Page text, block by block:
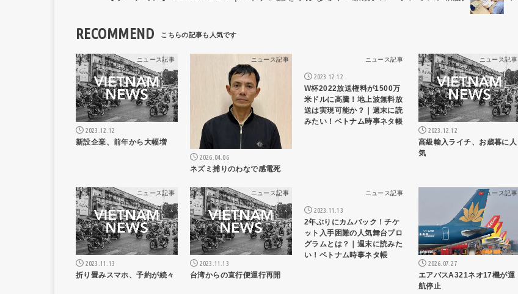
RECOMMEND
ニュース記事
2023.12.12
新設企業、前年から大幅増
ニュース記事
2026.04.06
ネズミ捕りのわなで感電死
ニュース記事
2023.12.12
W杯2022放送権料が1500万
米ドルに高騰！地上波無料放
送は実現可能か？｜週末に読
みたい！ベトナム時事ネタ帳
ニュース記事
2023.12.12
高級輸入ライチ、お歳暮に人
気
ニュース記事
2023.11.13
折り畳みスマホ、予約が続々
ニュース記事
2023.11.13
台湾からの直行便運行再開
ニュース記事
2023.11.13
2年ぶりにカムバック！チケ
ット入手困難の人気舞台プロ
グラムとは？｜週末に読みた
い！ベトナム時事ネタ帳
ニュース記事
2026.07.27
エアバスA321ネオ17機が運
航停止